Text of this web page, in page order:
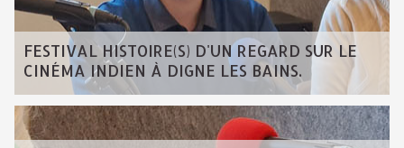
FESTIVAL HISTOIRE(S) D'UN REGARD SUR LE
CINÉMA INDIEN À DIGNE LES BAINS.